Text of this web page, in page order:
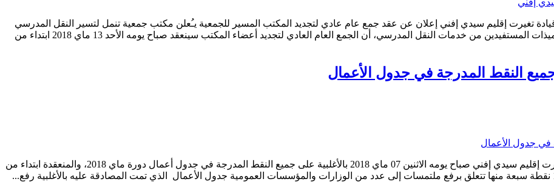
تغيرت إقليم سيدي إفني إعلان عن عقد جمع عام عادي لتجديد المكتب المسير للجمعية يـُعلن مكتب جمعية تنمل لتسير النقل المدرسي
بوطروش إقليم سيدي إفني إلى علم كافة أباء وأولياء التلاميذ والتلميذات المستفيدين من خدمات النقل المدرسي، أن الجمع العام العادي لتجديد أعضاء المكتب سينعقد صباح يومه الأحد 13 ماي 2018 ابتداء من
النقط المدرجة في جدول الأعمال
تِغِيرْتْ نْيُوزْ من جماعة تغيرت صادق المجلس الجماعي لجماعة تغيرت إقليم سيدي إفني صباح يومه الاثنين 07 ماي 2018 بالأغلبية على جميع النقط المدرجة في جدول أعمال دورة ماي 2018، والمنعقدة ابتداء من